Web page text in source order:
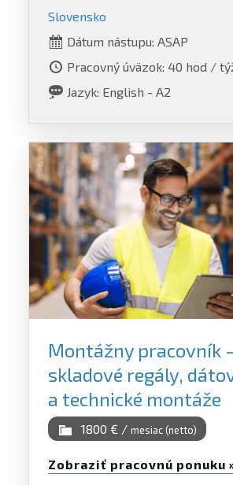
Slovensko
Dátum nástupu: ASAP
Pracovný úväzok: 40 hod /
Jazyk: English - A2
Montážny pracovník
skladové regály,
a technické montáže
1800 € / mesiac (netto)
Zobraziť pracovnú ponuku